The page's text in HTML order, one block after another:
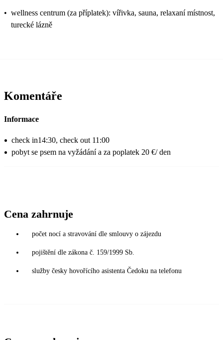
• wellness centrum (za příplatek): vířivka, sauna, relaxaní místnost,
turecké lázně
Komentáře
Informace
check in14:30, check out 11:00
pobyt se psem na vyžádání a za poplatek 20 €/ den
Cena zahrnuje
počet nocí a stravování dle smlouvy o zájezdu
pojištění dle zákona č. 159/1999 Sb.
služby česky hovořícího asistenta Čedoku na telefonu